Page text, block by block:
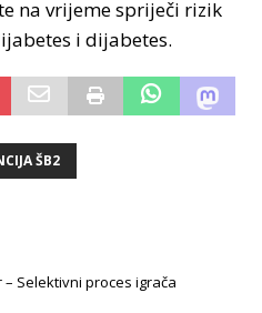
na vrijeme spriječi rizik
i dijabetes.
ŠB2
– Selektivni proces igrača